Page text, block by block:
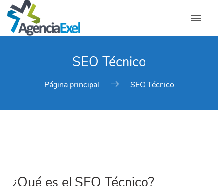
SEO Técnico
Página principal SEO Técnico
¿Qué es el SEO Técnico?